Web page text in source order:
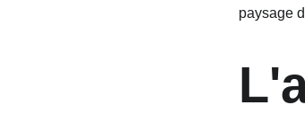
paysage